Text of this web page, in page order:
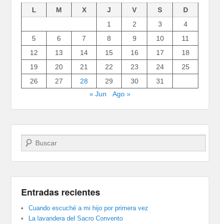
L M X J V S
D
1
2 3
4
5
6 7 8 9 10
11
12
13 14 15 16 17
18
19
20 21 22 23 24
25
26
27 28 29 30
31
« Jun
Ago »
Buscar
Entradas recientes
Cuando escuché a mi hijo por primera vez
La lavandera del Sacro Convento